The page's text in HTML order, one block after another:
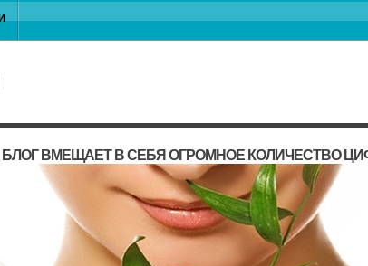
ВМЕЩАЕТ В СЕБЯ ОГРОМНОЕ КОЛИЧЕСТВО